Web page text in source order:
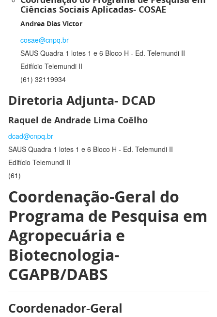
Ciências Sociais Aplicadas- COSAE
Andrea Dias Victor
cosae@cnpq.br
SAUS Quadra 1 lotes 1 e 6 Bloco H - Ed. Telemundi II
Edifício Telemundi II
(61) 32119934
Diretoria Adjunta- DCAD
Raquel de Andrade Lima Coêlho
dcad@cnpq.br
SAUS Quadra 1 lotes 1 e 6 Bloco H - Ed. Telemundi II
Edifício Telemundi II
(61)
Coordenação-Geral do
Programa de Pesquisa em
Agropecuária e
Biotecnologia-
CGAPB/DABS
Coordenador-Geral